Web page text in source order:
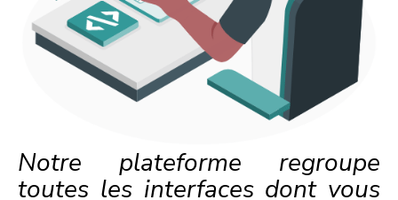
Notre plateforme regroupe
toutes les interfaces dont vous